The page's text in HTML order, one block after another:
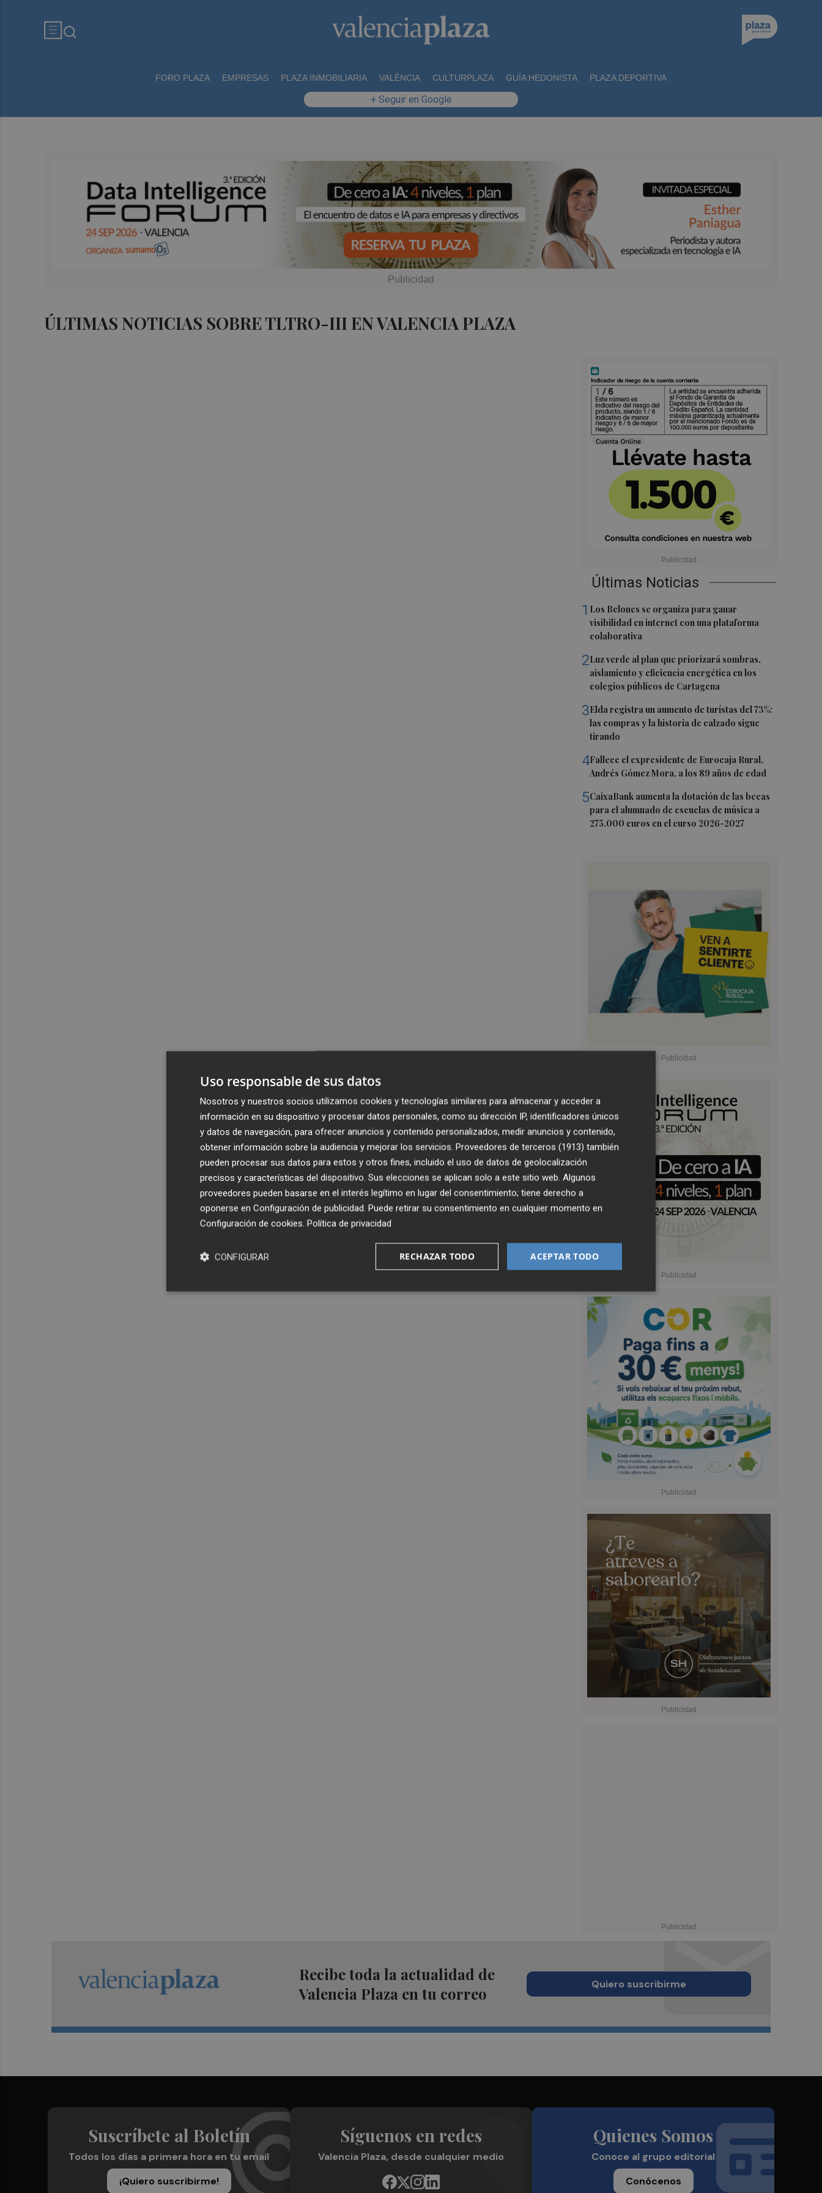
FORO PLAZA EMPRESAS PLAZA INMOBILIARIA VALÈNCIA CULTURPLAZA GUÍA HEDONISTA PLAZA DEPORTIVA
+ Seguir en Google
ÚLTIMAS NOTICIAS SOBRE TLTRO-III EN VALENCIA PLAZA
Últimas Noticias
1 Los Belones se organiza para ganar
visibilidad en internet con una plataforma
colaborativa
2Luz verde al plan que priorizará sombras,
aislamiento y eficiencia energética en los
colegios públicos de Cartagena
3Elda registra un aumento de turístas del 73%:
las compras y la historia de calzado sigue
tirando
4Fallece el expresidente de Eurocaja Rural,
Andrés Gómez Mora, a los 89 años de edad
5CaixaBank aumenta la dotación de las becas
para el alumnado de escuelas de música a
275.000 euros en el curso 2026-2027
Recibe toda la actualidad de
Valencia Plaza en tu correo
Quiero suscribirme
Suscríbete al Boletín
Todos los días a primera hora en tu email
¡Quiero suscribirme!
Síguenos en redes
Valencia Plaza, desde cualquier medio
Quienes Somos
Conoce al grupo editorial
Conócenos
Uso responsable de sus datos
Nosotros y nuestros socios utilizamos cookies y tecnologías similares para almacenar y acceder a
información en su dispositivo y procesar datos personales, como su dirección IP, identificadores únicos
y datos de navegación, para ofrecer anuncios y contenido personalizados, medir anuncios y contenido,
obtener información sobre la audiencia y mejorar los servicios. Proveedores de terceros (1913) también
pueden procesar sus datos para estos y otros fines, incluido el uso de datos de geolocalización
precisos y características del dispositivo. Sus elecciones se aplican solo a este sitio web. Algunos
proveedores pueden basarse en el interés legítimo en lugar del consentimiento; tiene derecho a
oponerse en Configuración de publicidad. Puede retirar su consentimiento en cualquier momento en
Configuración de cookies. Política de privacidad
ACEPTAR TODO
RECHAZAR TODO
CONFIGURAR